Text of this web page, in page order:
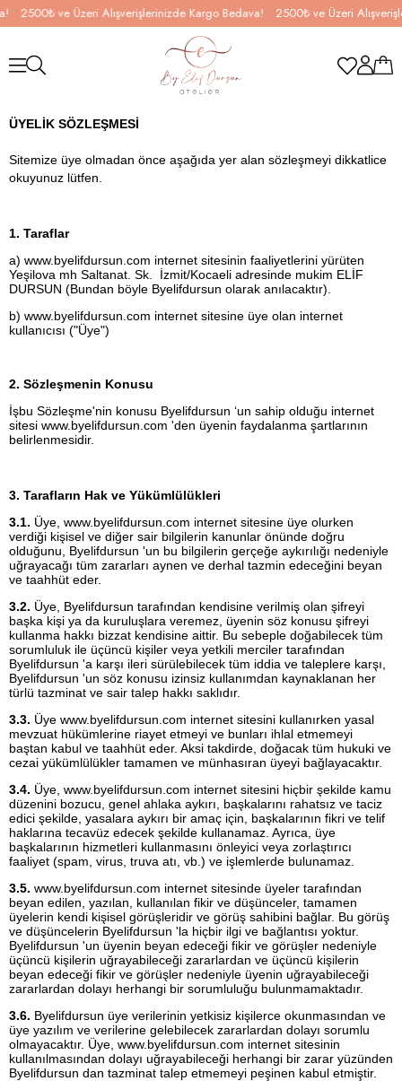
2500₺ ve Üzeri Alışverişlerinizde Kargo Bedava! 2500₺ ve Üzeri
ÜYELİK SÖZLEŞMESİ
Sitemize üye olmadan önce aşağıda yer alan sözleşmeyi dikkatlice
okuyunuz lütfen.
1. Taraflar
a) www.byelifdursun.com internet sitesinin faaliyetlerini yürüten
Yeşilova mh Saltanat. Sk. İzmit/Kocaeli adresinde mukim ELİF
DURSUN (Bundan böyle Byelifdursun olarak anılacaktır).
b) www.byelifdursun.com internet sitesine üye olan internet
kullanıcısı ("Üye")
2. Sözleşmenin Konusu
İşbu Sözleşme'nin konusu Byelifdursun ‘un sahip olduğu internet
sitesi www.byelifdursun.com 'den üyenin faydalanma şartlarının
belirlenmesidir.
3. Tarafların Hak ve Yükümlülükleri
3.1. Üye, www.byelifdursun.com internet sitesine üye olurken
verdiği kişisel ve diğer sair bilgilerin kanunlar önünde doğru
olduğunu, Byelifdursun 'un bu bilgilerin gerçeğe aykırılığı nedeniyle
uğrayacağı tüm zararları aynen ve derhal tazmin edeceğini beyan
ve taahhüt eder.
3.2. Üye, Byelifdursun tarafından kendisine verilmiş olan şifreyi
başka kişi ya da kuruluşlara veremez, üyenin söz konusu şifreyi
kullanma hakkı bizzat kendisine aittir. Bu sebeple doğabilecek tüm
sorumluluk ile üçüncü kişiler veya yetkili merciler tarafından
Byelifdursun 'a karşı ileri sürülebilecek tüm iddia ve taleplere karşı,
Byelifdursun 'un söz konusu izinsiz kullanımdan kaynaklanan her
türlü tazminat ve sair talep hakkı saklıdır.
3.3. Üye www.byelifdursun.com internet sitesini kullanırken yasal
mevzuat hükümlerine riayet etmeyi ve bunları ihlal etmemeyi
baştan kabul ve taahhüt eder. Aksi takdirde, doğacak tüm hukuki ve
cezai yükümlülükler tamamen ve münhasıran üyeyi bağlayacaktır.
3.4. Üye, www.byelifdursun.com internet sitesini hiçbir şekilde kamu
düzenini bozucu, genel ahlaka aykırı, başkalarını rahatsız ve taciz
edici şekilde, yasalara aykırı bir amaç için, başkalarının fikri ve telif
haklarına tecavüz edecek şekilde kullanamaz. Ayrıca, üye
başkalarının hizmetleri kullanmasını önleyici veya zorlaştırıcı
faaliyet (spam, virus, truva atı, vb.) ve işlemlerde bulunamaz.
3.5. www.byelifdursun.com internet sitesinde üyeler tarafından
beyan edilen, yazılan, kullanılan fikir ve düşünceler, tamamen
üyelerin kendi kişisel görüşleridir ve görüş sahibini bağlar. Bu görüş
ve düşüncelerin Byelifdursun 'la hiçbir ilgi ve bağlantısı yoktur.
Byelifdursun 'un üyenin beyan edeceği fikir ve görüşler nedeniyle
üçüncü kişilerin uğrayabileceği zararlardan ve üçüncü kişilerin
beyan edeceği fikir ve görüşler nedeniyle üyenin uğrayabileceği
zararlardan dolayı herhangi bir sorumluluğu bulunmamaktadır.
3.6. Byelifdursun üye verilerinin yetkisiz kişilerce okunmasından ve
üye yazılım ve verilerine gelebilecek zararlardan dolayı sorumlu
olmayacaktır. Üye, www.byelifdursun.com internet sitesinin
kullanılmasından dolayı uğrayabileceği herhangi bir zarar yüzünden
Byelifdursun dan tazminat talep etmemeyi peşinen kabul etmiştir.